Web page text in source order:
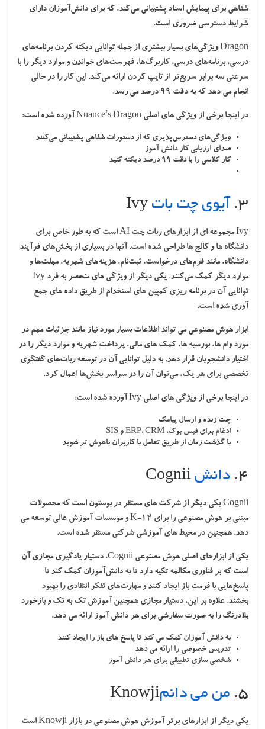
شفاهی برای پیمایش اسناد پشتیبانی می‌کند، که برای دانش‌آموزان دارای
شرایط دسترسی ضروری است.
Dragon ویژگی‌های بسیار بیشتری از جمله توانایی دیکته کردن برنامه‌های
درسی، برنامه‌های درسی، کاربرگ‌ها، فهرست‌های خواندن و موارد دیگر را با
سرعتی سه برابر سریع‌تر از تایپ کردن ارائه می‌کند. این کار را در حالی
انجام می دهد که به دقت 99 درصد می رسد.
در اینجا برخی از ویژگی های اصلی Nuance’s Dragon آورده شده است:
ویژگی‌های دسترس‌پذیری که از دستورات شفاهی پشتیبانی می‌کنند
صدای ارزیابی کار دانش آموز
کار کلاسی را با دقت ۹۹ درصد دیکته کنید
۳. آیوی چت بات Ivy
Ivy مجموعه ای از ابزارهای ربات چت AI است که به طور خاص برای
دانشگاه ها و کالج ها طراحی شده است. آنها در بسیاری از بخش‌های فرآیند
دانشگاه، مانند فرم‌های درخواست، ثبت‌نام، هزینه‌های شهریه، مهلت‌ها و
موارد دیگر کمک می‌کنند. یکی دیگر از ویژگی های منحصر به فرد Ivy
توانایی آن در برنامه ریزی کمپین های استخدام از طریق داده های جمع
آوری شده است.
ابزار هوش مصنوعی می تواند اطلاعات بسیار مورد نیاز مانند جزئیات مهم در
مورد وام ها، بورسیه ها، کمک های مالی، پرداخت شهریه و موارد دیگر را در
اختیار دانشجویان قرار دهد. به دلیل توانایی آن در توسعه ربات‌های گفتگوی
تخصصی برای هر یک، می‌توان آن را در سراسر بخش‌ها اعمال کرد.
در اینجا برخی از ویژگی های اصلی Ivy آورده شده است:
چت زنده و ارسال پیامک
ادغام برای فیس بوک، ERP، CRM و SIS
با گذشت زمان از طریق تعامل با کاربران باهوش تر شوید
۴. دانش Cognii
Cognii یکی دیگر از شرکت های مستقر در بوستون است که محصولات
مبتنی بر هوش مصنوعی را برای K-12 و موسسات آموزش عالی توسعه می
دهد. همچنین در محیط های آموزشی شرکتی مستقر شده است.
یکی از ابزارهای اصلی هوش مصنوعی Cognii، دستیار یادگیری مجازی آن
است که بر فناوری مکالمه تکیه دارد تا به دانش‌آموزان کمک کند تا
پاسخ‌هایی با فرمت باز ایجاد کنند و مهارت‌های تفکر انتقادی را بهبود
بخشند. علاوه بر این، دستیار مجازی همچنین آموزش تک به تک و بازخورد
بلادرنگ را به صورت سفارشی برای هر دانش آموز ارائه می دهد.
به دانش آموزان کمک می کند تا پاسخ های باز را ایجاد کنند
تدریس خصوصی را ارائه می دهد
شخصی سازی تطبیقی ​​برای هر دانش آموز
۵. من می دانمKnowji
یکی دیگر از ابزارهای برتر آموزش هوش مصنوعی در بازار Knowji است